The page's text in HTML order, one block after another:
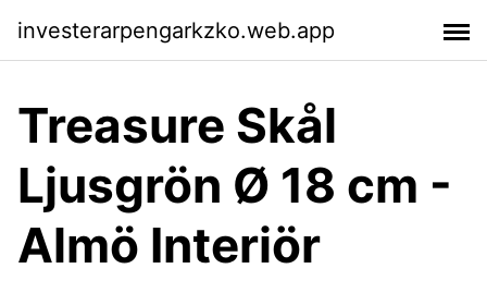
investerarpengarkzko.web.app
Treasure Skål
Ljusgrön Ø 18 cm -
Almö Interiör